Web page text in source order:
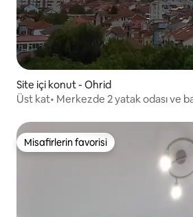
Site içi konut - Ohrid
Üst kat• Merkezde 2 yatak odası ve
Misafirlerin favorisi
Misafirlerin favorisi